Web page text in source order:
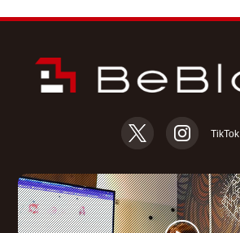
TikTok